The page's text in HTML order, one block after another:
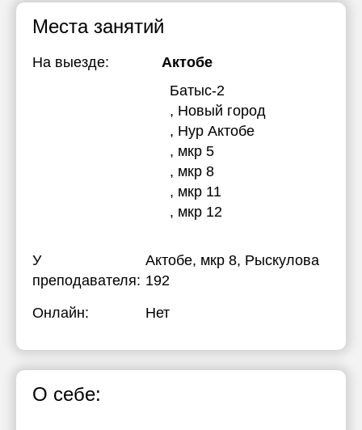
Места занятий
На выезде:
Актобе
Батыс-2
, Новый город
, Нур Актобе
, мкр 5
, мкр 8
, мкр 11
, мкр 12
У
преподавателя:
Актобе, мкр 8, Рыскулова
192
Онлайн:
Нет
О себе: